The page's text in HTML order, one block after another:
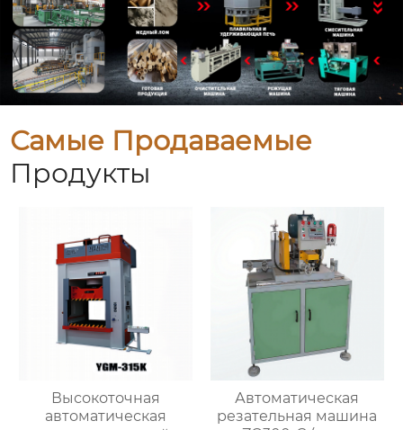
Самые Продаваемые
Продукты
Высокоточная
автоматическая
Автоматическая
резательная машина